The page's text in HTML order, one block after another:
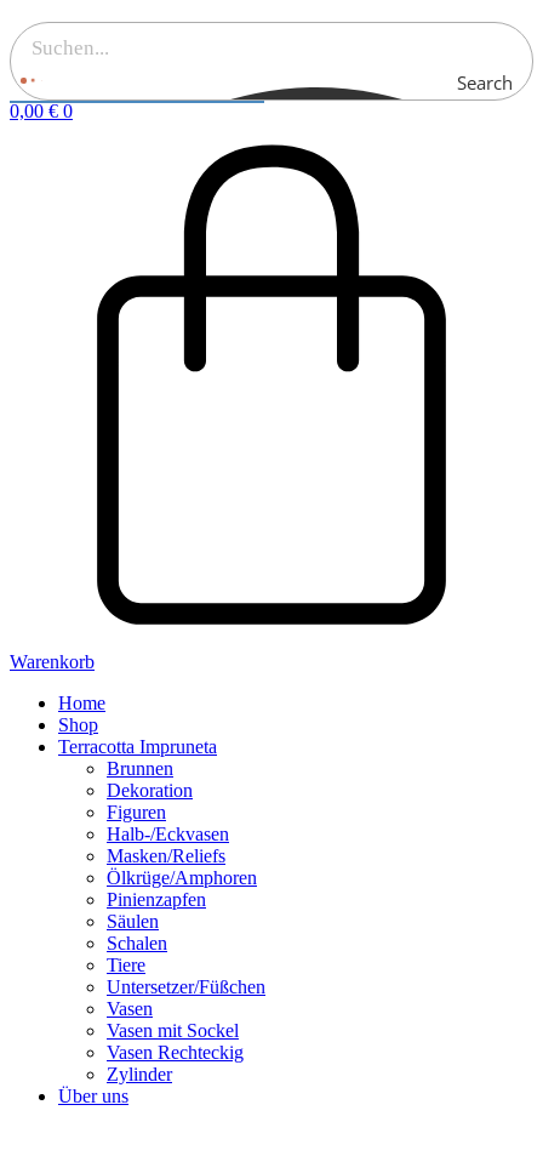
Search
0,00 € 0
Warenkorb
Home
Shop
Terracotta Impruneta
Brunnen
Dekoration
Figuren
Halb-/Eckvasen
Masken/Reliefs
Ölkrüge/Amphoren
Pinienzapfen
Säulen
Schalen
Tiere
Untersetzer/Füßchen
Vasen
Vasen mit Sockel
Vasen Rechteckig
Zylinder
Über uns